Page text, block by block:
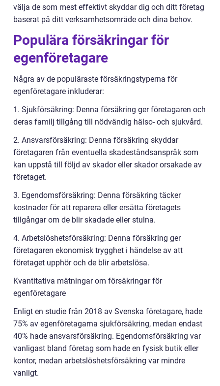
välja de som mest effektivt skyddar dig och ditt företag
baserat på ditt verksamhetsområde och dina behov.
Populära försäkringar för
egenföretagare
Några av de populäraste försäkringstyperna för
egenföretagare inkluderar:
1. Sjukförsäkring: Denna försäkring ger företagaren och
deras familj tillgång till nödvändig hälso- och sjukvård.
2. Ansvarsförsäkring: Denna försäkring skyddar
företagaren från eventuella skadeståndsanspråk som
kan uppstå till följd av skador eller skador orsakade av
företaget.
3. Egendomsförsäkring: Denna försäkring täcker
kostnader för att reparera eller ersätta företagets
tillgångar om de blir skadade eller stulna.
4. Arbetslöshetsförsäkring: Denna försäkring ger
företagaren ekonomisk trygghet i händelse av att
företaget upphör och de blir arbetslösa.
Kvantitativa mätningar om försäkringar för
egenföretagare
Enligt en studie från 2018 av Svenska företagare, hade
75% av egenföretagarna sjukförsäkring, medan endast
40% hade ansvarsförsäkring. Egendomsförsäkring var
vanligast bland företag som hade en fysisk butik eller
kontor, medan arbetslöshetsförsäkring var mindre
vanligt.